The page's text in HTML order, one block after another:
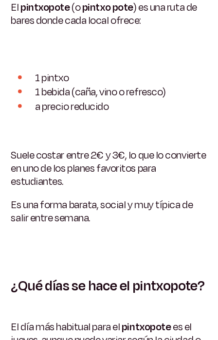
Elpintxopote(opintxo pote) es una ruta de
bares donde cada local ofrece:
1 pintxo
1 bebida (caña, vino o refresco)
a precio reducido
Suele costar entre 2€ y 3€, lo que lo convierte
en uno de los planes favoritos para
estudiantes.
Es una forma barata, social y muy típica de
salir entre semana.
¿Qué días se hace el pintxopote?
El día más habitual para elpintxopotees el